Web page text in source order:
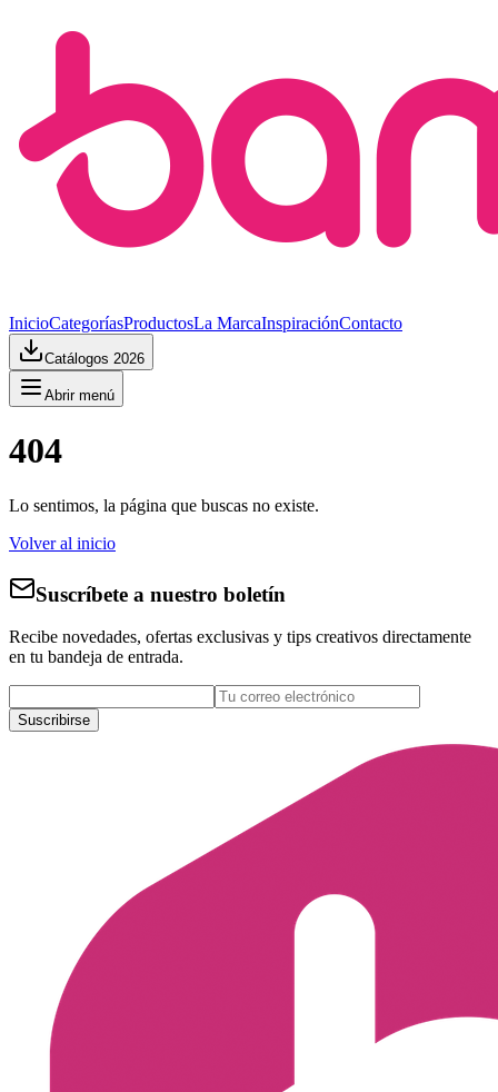
InicioCategoríasProductosLa MarcaInspiraciónContacto
Catálogos 2026
Abrir menú
404
Lo sentimos, la página que buscas no existe.
Volver al inicio
Suscríbete a nuestro boletín
Recibe novedades, ofertas exclusivas y tips creativos directamente
en tu bandeja de entrada.
Suscribirse